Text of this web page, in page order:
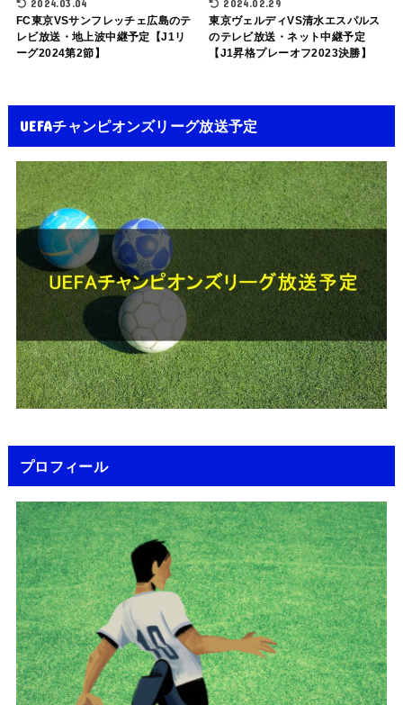
2024.03.04
FC東京VSサンフレッチェ広島のテ
レビ放送・地上波中継予定【J1リ
ーグ2024第2節】
2024.02.29
東京ヴェルディVS清水エスパルス
のテレビ放送・ネット中継予定
【J1昇格プレーオフ2023決勝】
UEFAチャンピオンズリーグ放送予定
プロフィール